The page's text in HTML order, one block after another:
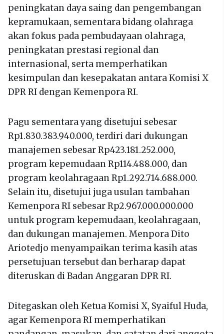
peningkatan daya saing dan pengembangan
kepramukaan, sementara bidang olahraga
akan fokus pada pembudayaan olahraga,
peningkatan prestasi regional dan
internasional, serta memperhatikan
kesimpulan dan kesepakatan antara Komisi X
DPR RI dengan Kemenpora RI.
Pagu sementara yang disetujui sebesar
Rp1.830.383.940.000, terdiri dari dukungan
manajemen sebesar Rp423.181.252.000,
program kepemudaan Rp114.488.000, dan
program keolahragaan Rp1.292.714.688.000.
Selain itu, disetujui juga usulan tambahan
Kemenpora RI sebesar Rp2.967.000.000.000
untuk program kepemudaan, keolahragaan,
dan dukungan manajemen. Menpora Dito
Ariotedjo menyampaikan terima kasih atas
persetujuan tersebut dan berharap dapat
diteruskan di Badan Anggaran DPR RI.
Ditegaskan oleh Ketua Komisi X, Syaiful Huda,
agar Kemenpora RI memperhatikan